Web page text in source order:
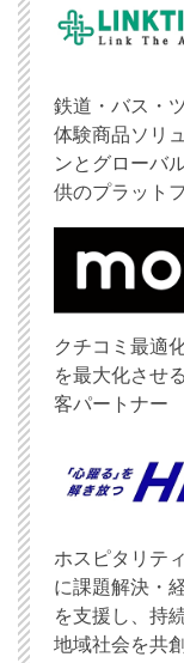
鉄道・バス・
体験商品ソリ
ンとグローバ
供のプラット
クチコミ最適
を最大化させ
客パートナー
ホスピタリテ
に課題解決・
を支援し、持
地域社会を共創